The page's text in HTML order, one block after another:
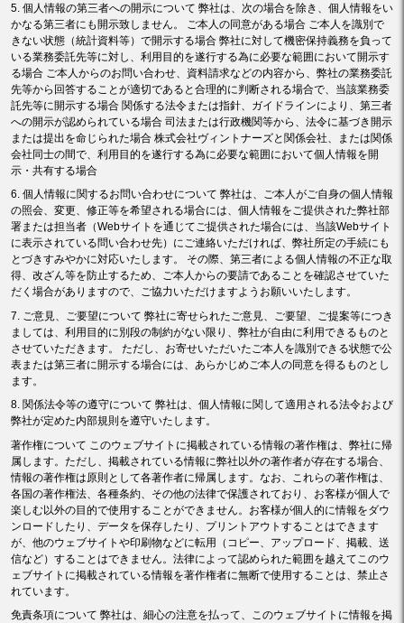
5. 個人情報の第三者への開示について 弊社は、次の場合を除き、個人情報をい
かなる第三者にも開示致しません。 ご本人の同意がある場合 ご本人を識別で
きない状態（統計資料等）で開示する場合 弊社に対して機密保持義務を負って
いる業務委託先等に対し、利用目的を遂行する為に必要な範囲において開示す
る場合 ご本人からのお問い合わせ、資料請求などの内容から、弊社の業務委託
先等から回答することが適切であると合理的に判断される場合で、当該業務委
託先等に開示する場合 関係する法令または指針、ガイドラインにより、第三者
への開示が認められている場合 司法または行政機関等から、法令に基づき開示
または提出を命じられた場合 株式会社ヴィントナーズと関係会社、または関係
会社同士の間で、利用目的を遂行する為に必要な範囲において個人情報を開
示・共有する場合
6. 個人情報に関するお問い合わせについて 弊社は、ご本人がご自身の個人情報
の照会、変更、修正等を希望される場合には、個人情報をご提供された弊社部
署または担当者（Webサイトを通じてご提供された場合には、当該Webサイト
に表示されている問い合わせ先）にご連絡いただければ、弊社所定の手続にも
とづきすみやかに対応いたします。 その際、第三者による個人情報の不正な取
得、改ざん等を防止するため、ご本人からの要請であることを確認させていた
だく場合がありますので、ご協力いただけますようお願いいたします。
7. ご意見、ご要望について 弊社に寄せられたご意見、ご要望、ご提案等につき
ましては、利用目的に別段の制約がない限り、弊社が自由に利用できるものと
させていただきます。 ただし、お寄せいただいたご本人を識別できる状態で公
表または第三者に開示する場合には、あらかじめご本人の同意を得るものとし
ます。
8. 関係法令等の遵守について 弊社は、個人情報に関して適用される法令および
弊社が定めた内部規則を遵守いたします。
著作権について このウェブサイトに掲載されている情報の著作権は、弊社に帰
属します。ただし、掲載されている情報に弊社以外の著作者が存在する場合、
情報の著作権は原則として各著作者に帰属します。なお、これらの著作権は、
各国の著作権法、各種条約、その他の法律で保護されており、お客様が個人で
楽しむ以外の目的で使用することができません。お客様が個人的に情報をダウ
ンロードしたり、データを保存したり、プリントアウトすることはできます
が、他のウェブサイトや印刷物などに転用（コピー、アップロード、掲載、送
信など）することはできません。法律によって認められた範囲を越えてこのウ
ェブサイトに掲載されている情報を著作権者に無断で使用することは、禁止さ
れています。
免責条項について 弊社は、細心の注意を払って、このウェブサイトに情報を掲